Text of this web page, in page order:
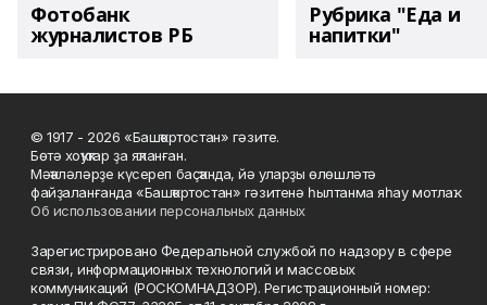
Фотобанк
журналистов РБ
Рубрика "Еда и
напитки"
© 1917 - 2026 «Башҡортостан» гәзите.
Бөтә хоҡуҡтар ҙа яҡланған.
Мәҡәләләрҙе күсереп баҫҡанда, йә уларҙы өлөшләтә
файҙаланғанда «Башҡортостан» гәзитенә һылтанма яһау мотлаҡ.
Об использовании персональных данных
Зарегистрировано Федеральной службой по надзору в сфере
связи, информационных технологий и массовых
коммуникаций (РОСКОМНАДЗОР). Регистрационный номер: